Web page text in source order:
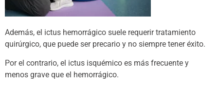
Además, el ictus hemorrágico suele requerir tratamiento
quirúrgico, que puede ser precario y no siempre tener éxito.
Por el contrario, el ictus isquémico es más frecuente y
menos grave que el hemorrágico.